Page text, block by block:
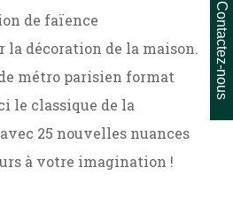
de faïence
la décoration de la maison.
métro parisien format
le classique de la
25 nouvelles nuances
à votre imagination !
Contactez-nous